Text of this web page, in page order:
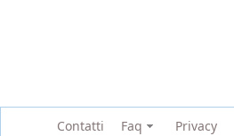
Contatti Faq Privacy